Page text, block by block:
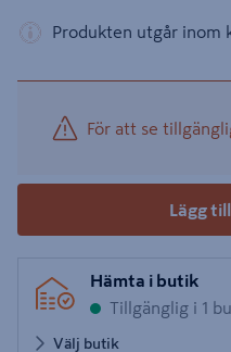
Produkten utgår inom
För att se
Lägg
Hämta i butik
Tillgänglig i 1
Välj butik